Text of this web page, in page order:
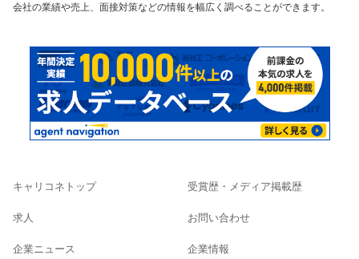
会社の業績や売上、面接対策などの情報を幅広く調べることができます。
キャリコネトップ
求人
企業ニュース
受賞歴・メディア掲載歴
お問い合わせ
企業情報